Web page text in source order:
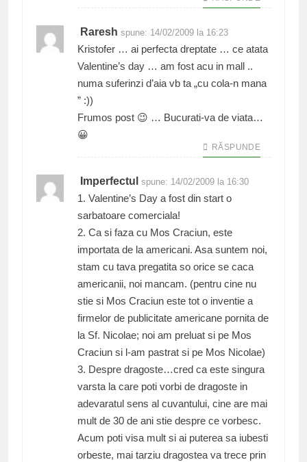
Raresh spune: 14/02/2009 la 16:23
Kristofer … ai perfecta dreptate … ce atata
Valentine’s day … am fost acu in mall ..
numa suferinzi d’aia vb ta „cu cola-n mana
” :))
Frumos post 😉 … Bucurati-va de viata…
😀
RĂSPUNDE
Imperfectul spune: 14/02/2009 la 16:30
1. Valentine’s Day a fost din start o
sarbatoare comerciala!
2. Ca si faza cu Mos Craciun, este
importata de la americani. Asa suntem noi,
stam cu tava pregatita so orice se caca
americanii, noi mancam. (pentru cine nu
stie si Mos Craciun este tot o inventie a
firmelor de publicitate americane pornita de
la Sf. Nicolae; noi am preluat si pe Mos
Craciun si l-am pastrat si pe Mos Nicolae)
3. Despre dragoste…cred ca este singura
varsta la care poti vorbi de dragoste in
adevaratul sens al cuvantului, cine are mai
mult de 30 de ani stie despre ce vorbesc.
Acum poti visa mult si ai puterea sa iubesti
orbeste, mai tarziu dragostea va trece prin